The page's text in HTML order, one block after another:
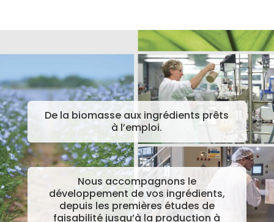
De la biomasse aux ingrédients prêts
à l’emploi.
Nous accompagnons le
développement de vos ingrédients,
depuis les premières études de
faisabilité jusqu’à la production à